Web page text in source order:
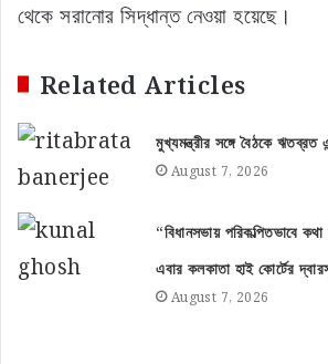
থেকে সরানোর সিদ্ধান্ত নেওয়া হয়েছে।
Related Articles
মুখ্যমন্ত্রীর সঙ্গে বৈঠকে ঋতব্রত
August 7, 2026
“বিধানসভায় পরিকল্পিতভাবে
এবার কলকাতা হাই কোর্টের
August 7, 2026